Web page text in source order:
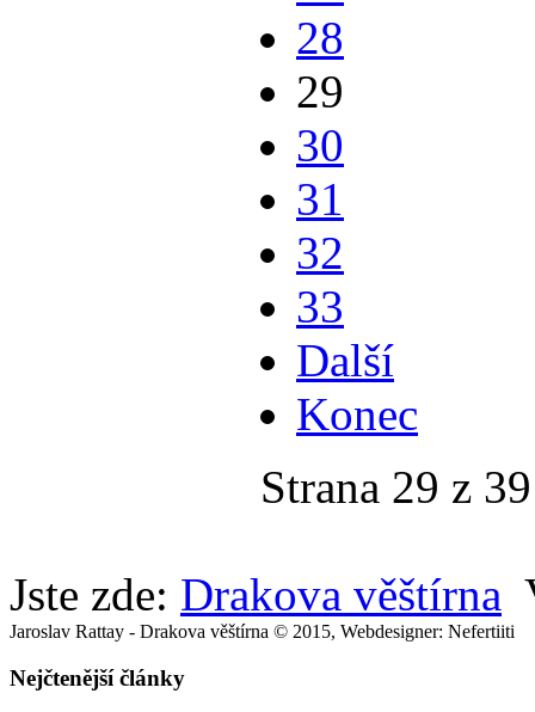
28
29
30
31
32
33
Další
Konec
Strana 29 z 39
Jste zde: Drakova věštírna
Jaroslav Rattay - Drakova věštírna © 2015, Webdesigner: Nefertiiti
Nejčtenější články